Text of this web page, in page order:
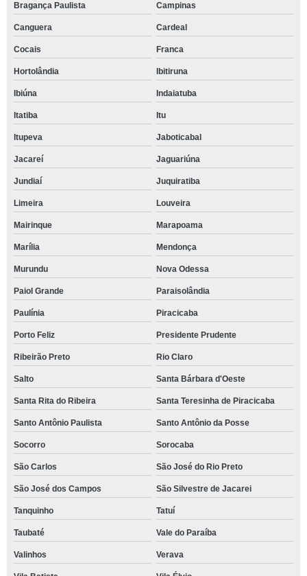
Bragança Paulista Campinas
Canguera Cardeal
Cocais Franca
Hortolândia Ibitiruna
Ibiúna Indaiatuba
Itatiba Itu
Itupeva Jaboticabal
Jacareí Jaguariúna
Jundiaí Juquiratiba
Limeira Louveira
Mairinque Marapoama
Marília Mendonça
Murundu Nova Odessa
Paiol Grande Paraisolândia
Paulínia Piracicaba
Porto Feliz Presidente Prudente
Ribeirão Preto Rio Claro
Salto Santa Bárbara d'Oeste
Santa Rita do Ribeira Santa Teresinha de Piracicaba
Santo Antônio Paulista Santo Antônio da Posse
Socorro Sorocaba
São Carlos São José do Rio Preto
São José dos Campos São Silvestre de Jacarei
Tanquinho Tatuí
Taubaté Vale do Paraíba
Valinhos Verava